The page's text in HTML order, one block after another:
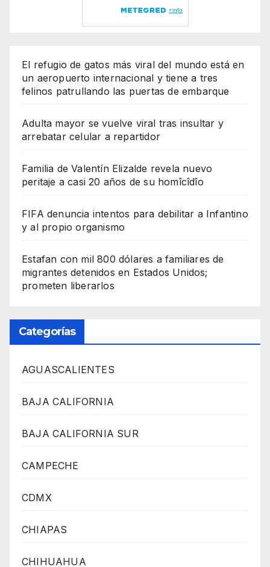
El refugio de gatos más viral del mundo está en
un aeropuerto internacional y tiene a tres
felinos patrullando las puertas de embarque
Adulta mayor se vuelve viral tras insultar y
arrebatar celular a repartidor
Familia de Valentín Elizalde revela nuevo
peritaje a casi 20 años de su homîcîdîo
FIFA denuncia intentos para debilitar a Infantino
y al propio organismo
Estafan con mil 800 dólares a familiares de
migrantes detenidos en Estados Unidos;
prometen liberarlos
Categorías
AGUASCALIENTES
BAJA CALIFORNIA
BAJA CALIFORNIA SUR
CAMPECHE
CDMX
CHIAPAS
CHIHUAHUA